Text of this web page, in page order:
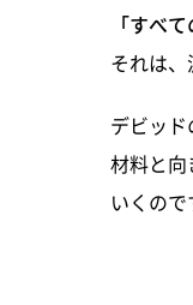
「すべ
それは、
デビッド
材料と向
いくので